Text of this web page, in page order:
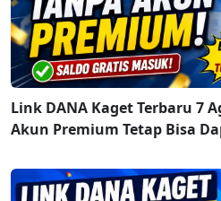
Link DANA Kaget Terbaru 7
Akun Premium Tetap Bisa